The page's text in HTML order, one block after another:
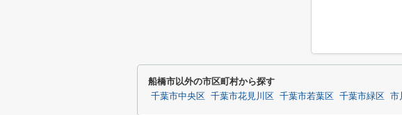
船橋市以外の市区町村から探す
千葉市中央区 千葉市花見川区 千葉市若葉区 千葉市緑区 市